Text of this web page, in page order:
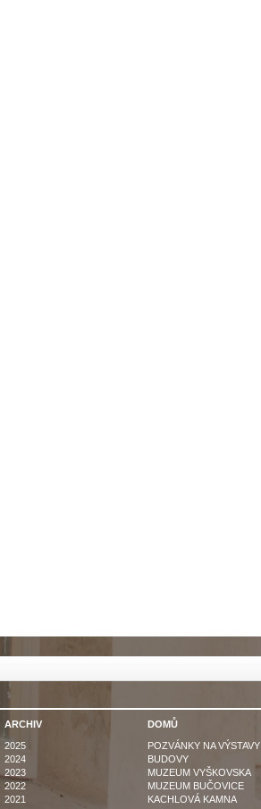
ARCHIV
2025
2024
2023
2022
2021
DOMŮ
POZVÁNKY NA VÝSTAVY
BUDOVY
MUZEUM VYŠKOVSKA
MUZEUM BUČOVICE
KACHLOVÁ KAMNA